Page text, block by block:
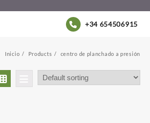
+34 654506915
Inicio Products centro de planchado a presión